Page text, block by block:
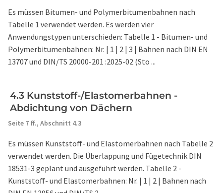
Es müssen Bitumen- und Polymerbitumenbahnen nach
Tabelle 1 verwendet werden. Es werden vier
Anwendungstypen unterschieden: Tabelle 1 - Bitumen- und
Polymerbitumenbahnen: Nr. | 1 | 2 | 3 | Bahnen nach DIN EN
13707 und DIN/TS 20000-201 :2025-02 (Sto ...
4.3 Kunststoff-/Elastomerbahnen -
Abdichtung von Dächern
Seite 7 ff., Abschnitt 4.3
Es müssen Kunststoff- und Elastomerbahnen nach Tabelle 2
verwendet werden. Die Überlappung und Fügetechnik DIN
18531-3 geplant und ausgeführt werden. Tabelle 2 -
Kunststoff- und Elastomerbahnen: Nr. | 1 | 2 | Bahnen nach